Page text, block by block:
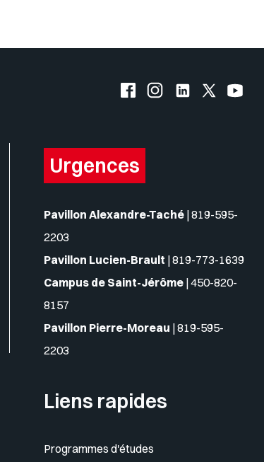
Facebook de l'UQO
Instagram de l'UQO
LinkedIn de
X
Urgences
Pavillon Alexandre-Taché |819-595-
2203
Pavillon Lucien-Brault |819-773-1639
Campus de Saint-Jérôme |450-820-
8157
Pavillon Pierre-Moreau |819-595-
2203
Liens rapides
Programmes d'études